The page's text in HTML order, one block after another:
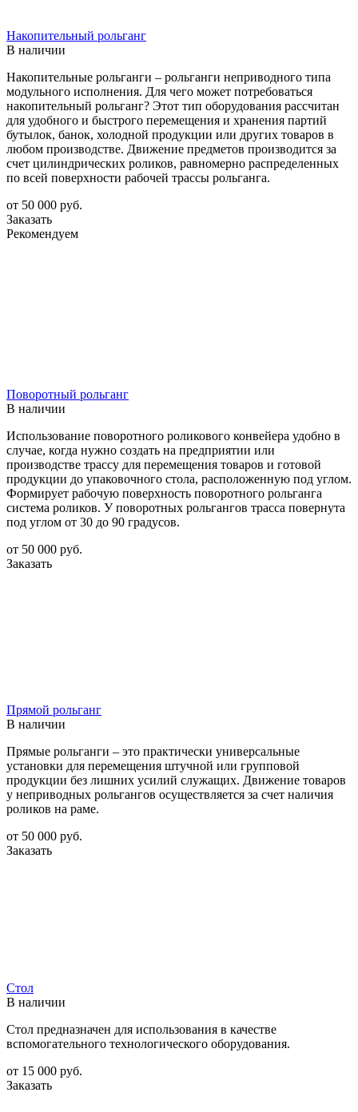
Накопительный рольганг
В наличии
Накопительные рольганги – рольганги неприводного типа
модульного исполнения. Для чего может потребоваться
накопительный рольганг? Этот тип оборудования рассчитан
для удобного и быстрого перемещения и хранения партий
бутылок, банок, холодной продукции или других товаров в
любом производстве. Движение предметов производится за
счет цилиндрических роликов, равномерно распределенных
по всей поверхности рабочей трассы рольганга.
от 50 000 руб.
Заказать
Рекомендуем
Поворотный рольганг
В наличии
Использование поворотного роликового конвейера удобно в
случае, когда нужно создать на предприятии или
производстве трассу для перемещения товаров и готовой
продукции до упаковочного стола, расположенную под углом.
Формирует рабочую поверхность поворотного рольганга
система роликов. У поворотных рольгангов трасса повернута
под углом от 30 до 90 градусов.
от 50 000 руб.
Заказать
Прямой рольганг
В наличии
Прямые рольганги – это практически универсальные
установки для перемещения штучной или групповой
продукции без лишних усилий служащих. Движение товаров
у неприводных рольгангов осуществляется за счет наличия
роликов на раме.
от 50 000 руб.
Заказать
Стол
В наличии
Стол предназначен для использования в качестве
вспомогательного технологического оборудования.
от 15 000 руб.
Заказать